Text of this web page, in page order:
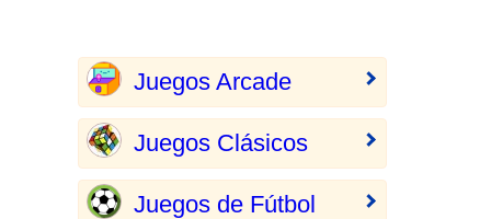
Juegos Arcade
Juegos Clásicos
Juegos de Fútbol